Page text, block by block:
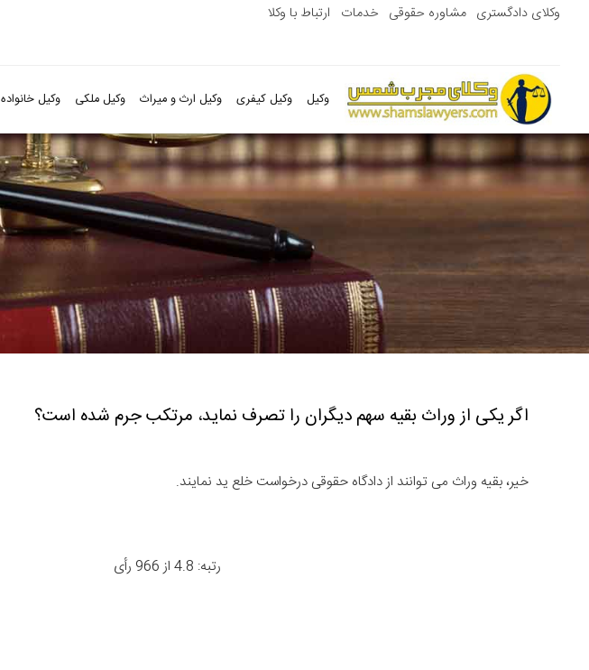
وکلای دادگستری مشاوره حقوقی خدمات ارتباط با وکلا
وکیل وکیل کیفری وکیل ارث و میراث وکیل ملکی وکیل خانواده
اگر یکی از وراث بقیه سهم دیگران را تصرف نماید، مرتکب جرم شده است؟
خیر، بقیه وراث می توانند از دادگاه حقوقی درخواست خلع ید نمایند.
رتبه: 4.8 از 966 رأی